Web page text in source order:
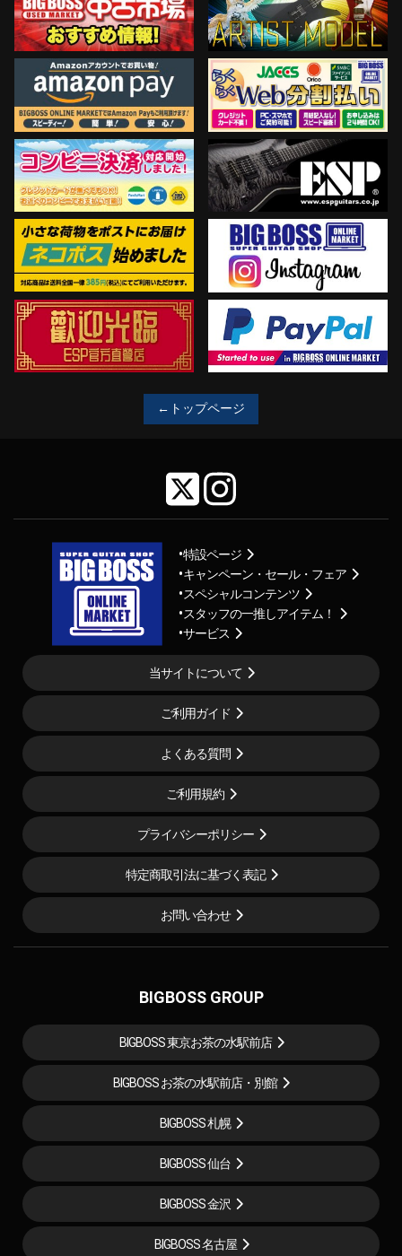
←トップページ
特設ページ
キャンペーン・セール・フェア
スペシャルコンテンツ
スタッフの一推しアイテム！
サービス
当サイトについて
ご利用ガイド
よくある質問
ご利用規約
プライバシーポリシー
特定商取引法に基づく表記
お問い合わせ
BIGBOSS GROUP
BIGBOSS 東京お茶の水駅前店
BIGBOSS お茶の水駅前店・別館
BIGBOSS 札幌
BIGBOSS 仙台
BIGBOSS 金沢
BIGBOSS 名古屋